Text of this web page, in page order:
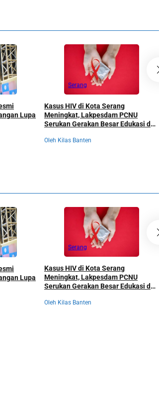
Lupa
Serang
Kasus HIV di Kota Serang
Meningkat, Lakpesdam PCNU
Serukan Gerakan Besar Edukasi dan
Oleh Kilas Banten
Lupa
Serang
Kasus HIV di Kota Serang
Meningkat, Lakpesdam PCNU
Serukan Gerakan Besar Edukasi dan
Oleh Kilas Banten